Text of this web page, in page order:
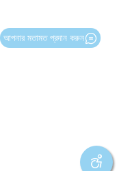
আপনার মতামত প্রদান করুন